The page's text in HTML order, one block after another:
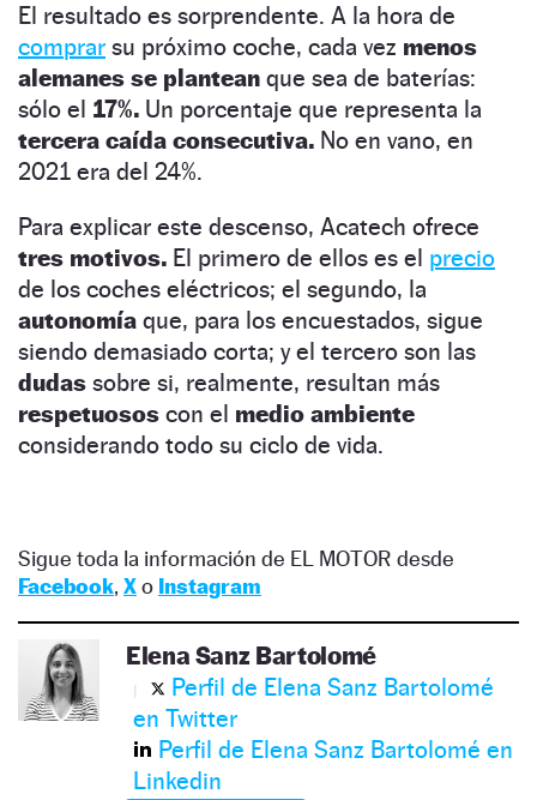
El resultado es sorprendente. A la hora de
comprar su próximo coche, cada vez menos
alemanes se plantean que sea de baterías:
sólo el 17%. Un porcentaje que representa la
tercera caída consecutiva. No en vano, en
2021 era del 24%.
Para explicar este descenso, Acatech ofrece
tres motivos. El primero de ellos es el precio
de los coches eléctricos; el segundo, la
autonomía que, para los encuestados, sigue
siendo demasiado corta; y el tercero son las
dudas sobre si, realmente, resultan más
respetuosos con el medio ambiente
considerando todo su ciclo de vida.
Sigue toda la información de EL MOTOR desde
Facebook, Xo Instagram
Elena Sanz Bartolomé
Perfil de Elena Sanz Bartolomé
en Twitter
Perfil de Elena Sanz Bartolomé en
Linkedin